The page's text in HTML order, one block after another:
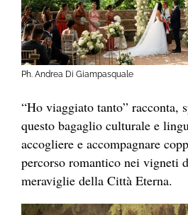
Ph. Andrea Di Giampasquale
“Ho viaggiato tanto” racconta,
questo bagaglio culturale e
accogliere e accompagnare
percorso romantico nei vigneti
meraviglie della Città Eterna.